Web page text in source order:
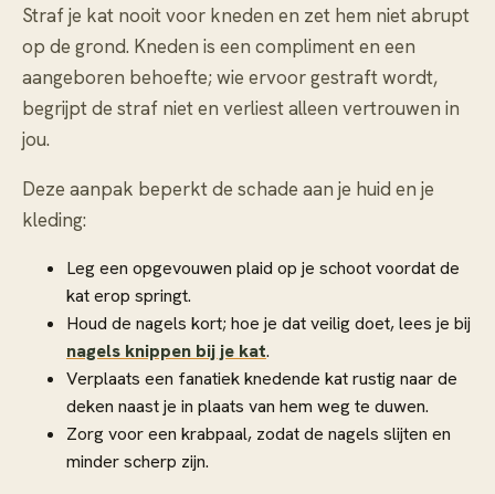
Straf je kat nooit voor kneden en zet hem niet abrupt
op de grond. Kneden is een compliment en een
aangeboren behoefte; wie ervoor gestraft wordt,
begrijpt de straf niet en verliest alleen vertrouwen in
jou.
Deze aanpak beperkt de schade aan je huid en je
kleding:
Leg een opgevouwen plaid op je schoot voordat de
kat erop springt.
Houd de nagels kort; hoe je dat veilig doet, lees je bij
nagels knippen bij je kat.
Verplaats een fanatiek knedende kat rustig naar de
deken naast je in plaats van hem weg te duwen.
Zorg voor een krabpaal, zodat de nagels slijten en
minder scherp zijn.